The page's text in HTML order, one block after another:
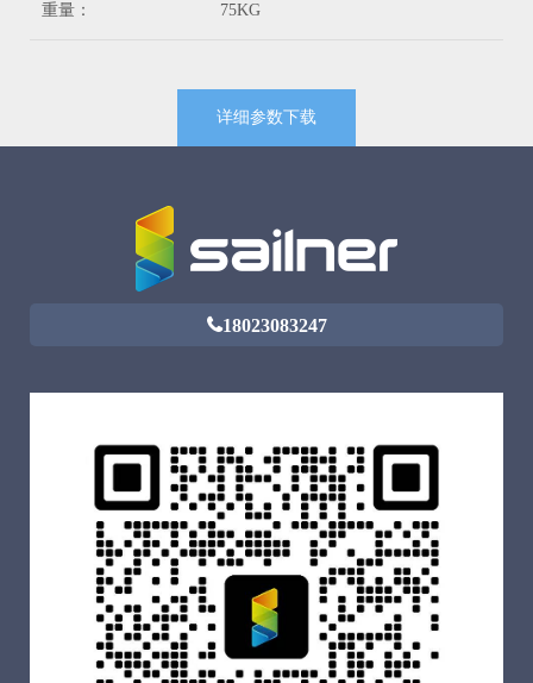
重量： 75KG
详细参数下载
18023083247